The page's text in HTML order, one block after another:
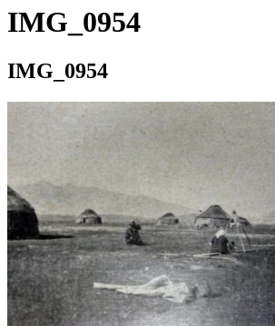
IMG_0954
IMG_0954